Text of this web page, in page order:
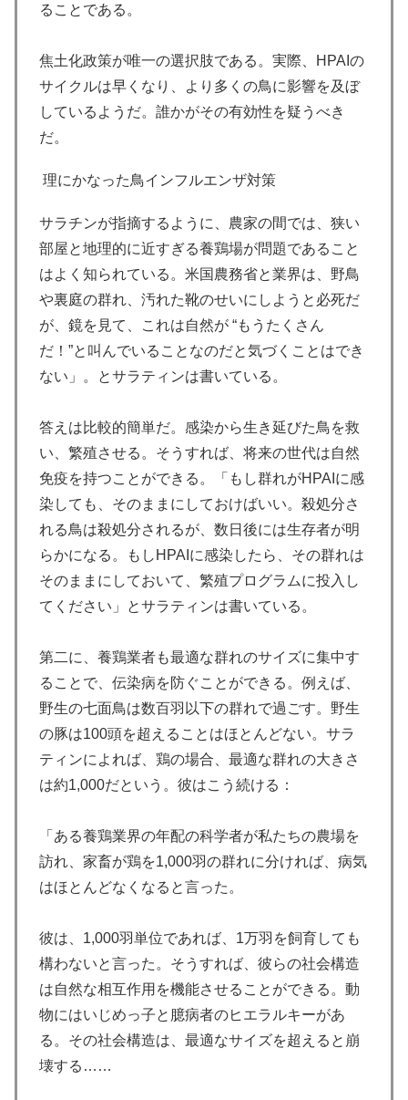
ることである。
焦土化政策が唯一の選択肢である。実際、HPAIの
サイクルは早くなり、より多くの鳥に影響を及ぼ
しているようだ。誰かがその有効性を疑うべき
だ。
理にかなった鳥インフルエンザ対策
サラチンが指摘するように、農家の間では、狭い
部屋と地理的に近すぎる養鶏場が問題であること
はよく知られている。米国農務省と業界は、野鳥
や裏庭の群れ、汚れた靴のせいにしようと必死だ
が、鏡を見て、これは自然が “もうたくさん
だ！”と叫んでいることなのだと気づくことはでき
ない」。とサラティンは書いている。
答えは比較的簡単だ。感染から生き延びた鳥を救
い、繁殖させる。そうすれば、将来の世代は自然
免疫を持つことができる。「もし群れがHPAIに感
染しても、そのままにしておけばいい。殺処分さ
れる鳥は殺処分されるが、数日後には生存者が明
らかになる。もしHPAIに感染したら、その群れは
そのままにしておいて、繁殖プログラムに投入し
てください」とサラティンは書いている。
第二に、養鶏業者も最適な群れのサイズに集中す
ることで、伝染病を防ぐことができる。例えば、
野生の七面鳥は数百羽以下の群れで過ごす。野生
の豚は100頭を超えることはほとんどない。サラ
ティンによれば、鶏の場合、最適な群れの大きさ
は約1,000だという。彼はこう続ける：
「ある養鶏業界の年配の科学者が私たちの農場を
訪れ、家畜が鶏を1,000羽の群れに分ければ、病気
はほとんどなくなると言った。
彼は、1,000羽単位であれば、1万羽を飼育しても
構わないと言った。そうすれば、彼らの社会構造
は自然な相互作用を機能させることができる。動
物にはいじめっ子と臆病者のヒエラルキーがあ
る。その社会構造は、最適なサイズを超えると崩
壊する……